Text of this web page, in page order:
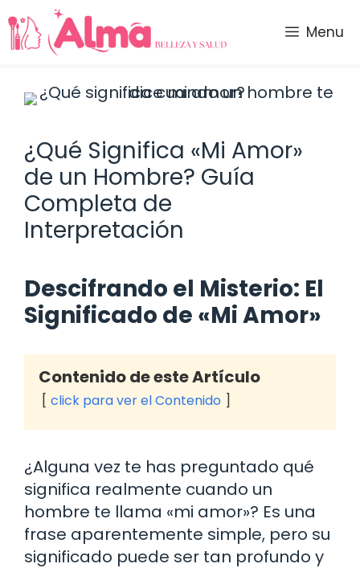
Saltar
al
contenido
Menu
¿Qué Significa «Mi Amor»
de un Hombre? Guía
Completa de
Interpretación
Descifrando el Misterio: El
Significado de «Mi Amor»
Contenido de este Artículo
click para ver el Contenido
¿Alguna vez te has preguntado qué
significa realmente cuando un
hombre te llama «mi amor»? Es una
frase aparentemente simple, pero su
significado puede ser tan profundo y